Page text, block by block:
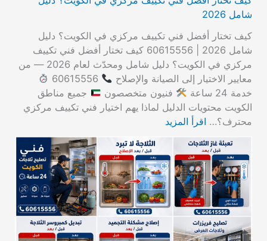
شامل 2026
كيف تختار أفضل فني تكييف مركزي في الكويت؟ دليل
شامل 2026 | 60615556 كيف تختار أفضل فني تكييف
مركزي في الكويت؟ دليل شامل ومحدّث لعام 2026 — من
معايير الاختيار إلى الصيانة والإصلاح
خدمة 24 ساعة
فنيون متخصصون
جميع مناطق
الكويت محتويات الدليل لماذا يهم اختيار فني تكييف مركزي
محترف؟… اقرأ المزيد